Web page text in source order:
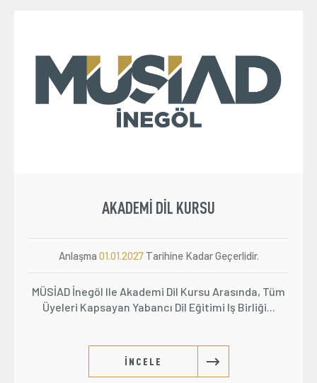
AKADEMI DIL KURSU
Anlaşma 01.01.2027Tarihine Kadar Geçerlidir.
MÜSİAD İnegöl Ile Akademi Dil Kursu Arasında, Tüm
Üyeleri Kapsayan Yabancı Dil Eğitimi Iş Birliği...
İNCELE